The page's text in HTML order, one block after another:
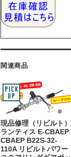
関連商品
現品修理（リビルト）
ランティス E-CBAEP
CBAEP B22S-32-
110A リビルトパワー